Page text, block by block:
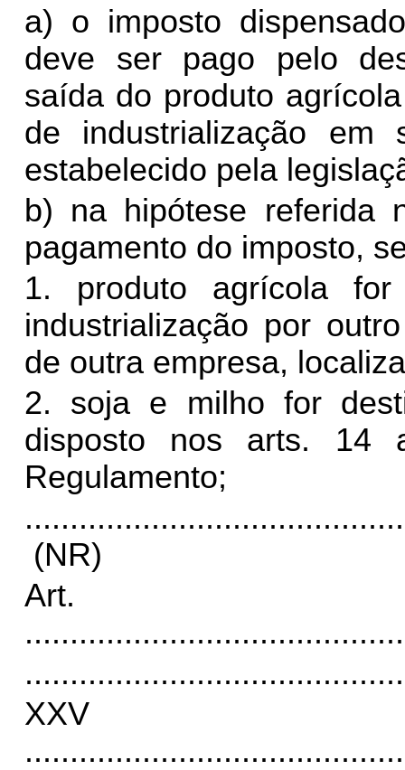
a) o imposto
deve ser pago pelo
saída do produto
de industrialização em
estabelecido pela
b) na hipótese referida
pagamento do imposto,
1. produto agrícola
industrialização por
de outra empresa,
2. soja e milho for
disposto nos arts. 14
Regulamento;
(NR)